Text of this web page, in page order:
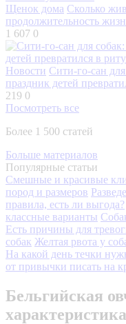
Щенок дома Сколько
продолжительность
1 607 0
Новости Сити-го-сан
праздник детей
219 0
Посмотреть все
Более 1 500 статей
Больше материалов
Популярные статьи
Смешные и красивые
пород и размеров
правила, есть ли выгода?
классные варианты
Есть причины для
собак Желтая рвота у
На какой день течки
от привычки писать на
Бельгийская